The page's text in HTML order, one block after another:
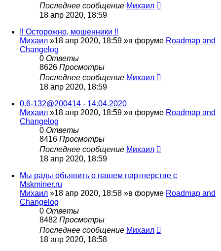
Последнее сообщение Михаил
18 апр 2020, 18:59
‼️ Осторожно, мошенники ‼️
Михаил »18 апр 2020, 18:59 »в форуме Roadmap and
Changelog
0 Ответы
8626 Просмотры
Последнее сообщение Михаил
18 апр 2020, 18:59
0.6-132@200414 - 14.04.2020
Михаил »18 апр 2020, 18:59 »в форуме Roadmap and
Changelog
0 Ответы
8416 Просмотры
Последнее сообщение Михаил
18 апр 2020, 18:59
Мы рады объявить о нашем партнерстве с
Mskminer.ru
Михаил »18 апр 2020, 18:58 »в форуме Roadmap and
Changelog
0 Ответы
8482 Просмотры
Последнее сообщение Михаил
18 апр 2020, 18:58